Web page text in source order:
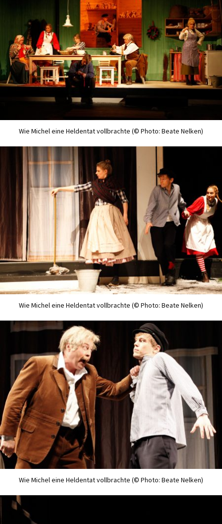
Wie Michel eine Heldentat vollbrachte (© Photo: Beate Nelken)
Wie Michel eine Heldentat vollbrachte (© Photo: Beate Nelken)
Wie Michel eine Heldentat vollbrachte (© Photo: Beate Nelken)